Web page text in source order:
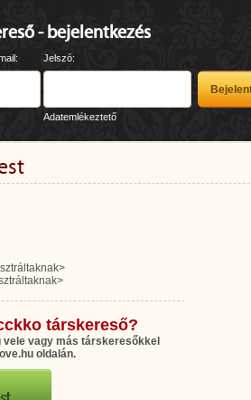
- bejelentkezés
Jelszó:
Adatemlékeztető
társkereső?
vele vagy más társkeresőkkel
oldalán.